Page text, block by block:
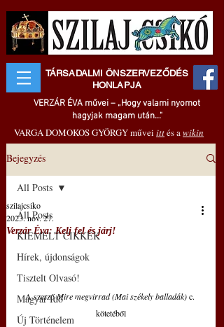
TÁRSADALMI ÖNSZERVEZŐDÉS
HONLAPJA
VERZÁR ÉVA művei – „Hogy valami nyomot
hagyjak magam után..."
VARGA DOMOKOS GYÖRGY művei ittés awikin
Bejegyzés
All Posts
KIEMELT CIKKEK
Hírek, újdonságok
Tisztelt Olvasó!
Magyar Idő
Új Történelem
All Posts
Verzár Éva: Kelj fel és járj!
szilajcsiko
2023. nov. 27.
A szerző Mire megvirrad (Mai székely balladák) c.
kötetéből